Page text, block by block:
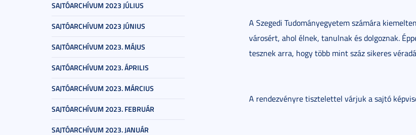
SAJTÓARCHÍVUM 2023 JÚLIUS
SAJTÓARCHÍVUM 2023 JÚNIUS
SAJTÓARCHÍVUM 2023. MÁJUS
SAJTÓARCHÍVUM 2023. ÁPRILIS
SAJTÓARCHÍVUM 2023. MÁRCIUS
SAJTÓARCHÍVUM 2023. FEBRUÁR
SAJTÓARCHÍVUM 2023. JANUÁR
A Szegedi Tudományegyetem számára
városért, ahol élnek, tanulnak és dolgoznak.
tesznek arra, hogy több mint száz sikeres
A rendezvényre tisztelettel várjuk a sajtó